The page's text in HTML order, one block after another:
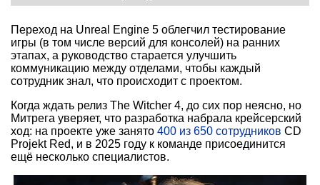
Переход на Unreal Engine 5 облегчил тестирование
игры (в том числе версий для консолей) на ранних
этапах, а руководство старается улучшить
коммуникацию между отделами, чтобы каждый
сотрудник знал, что происходит с проектом.
Когда ждать релиз The Witcher 4, до сих пор неясно, но
Митрега уверяет, что разработка набрала крейсерский
ход: на проекте уже занято 400 из 650 сотрудников CD
Projekt Red, и в 2025 году к команде присоединится
ещё несколько специалистов.